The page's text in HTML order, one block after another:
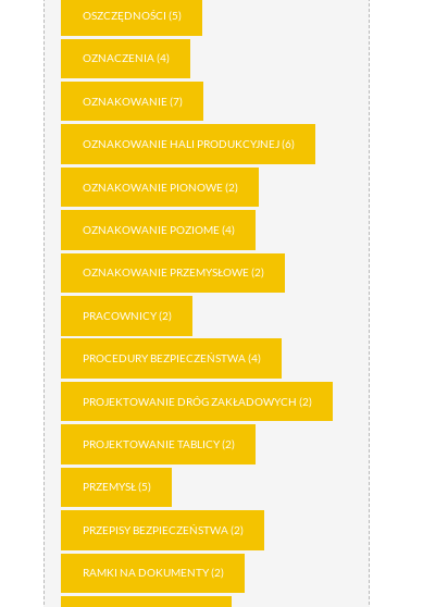
OSZCZĘDNOŚCI (5)
OZNACZENIA(4)
OZNAKOWANIE(7)
OZNAKOWANIE HALI PRODUKCYJNEJ(6)
OZNAKOWANIE PIONOWE(2)
OZNAKOWANIE POZIOME(4)
OZNAKOWANIE PRZEMYSŁOWE(2)
PRACOWNICY(2)
PROCEDURY BEZPIECZEŃSTWA(4)
PROJEKTOWANIE DRÓG ZAKŁADOWYCH (2)
PROJEKTOWANIE TABLICY(2)
PRZEMYSŁ(5)
PRZEPISY BEZPIECZEŃSTWA(2)
RAMKI NA DOKUMENTY(2)